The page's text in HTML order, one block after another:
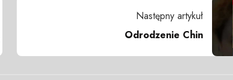
Następny artykuł
Odrodzenie Chin